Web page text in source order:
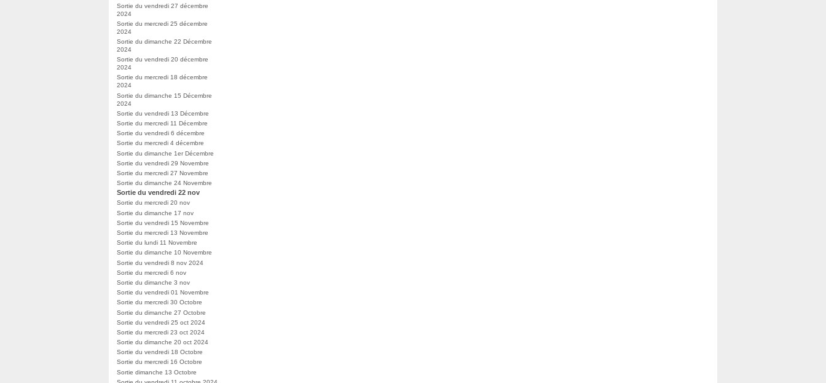
Sortie du vendredi 27 décembre
2024
Sortie du mercredi 25 décembre
2024
Sortie du dimanche 22 Décembre
2024
Sortie du vendredi 20 décembre
2024
Sortie du mercredi 18 décembre
2024
Sortie du dimanche 15 Décembre
2024
Sortie du vendredi 13 Décembre
Sortie du mercredi 11 Décembre
Sortie du vendredi 6 décembre
Sortie du mercredi 4 décembre
Sortie du dimanche 1er Décembre
Sortie du vendredi 29 Novembre
Sortie du mercredi 27 Novembre
Sortie du dimanche 24 Novembre
Sortie du vendredi 22 nov
Sortie du mercredi 20 nov
Sortie du dimanche 17 nov
Sortie du vendredi 15 Novembre
Sortie du mercredi 13 Novembre
Sortie du lundi 11 Novembre
Sortie du dimanche 10 Novembre
Sortie du vendredi 8 nov 2024
Sortie du mercredi 6 nov
Sortie du dimanche 3 nov
Sortie du vendredi 01 Novembre
Sortie du mercredi 30 Octobre
Sortie du dimanche 27 Octobre
Sortie du vendredi 25 oct 2024
Sortie du mercredi 23 oct 2024
Sortie du dimanche 20 oct 2024
Sortie du vendredi 18 Octobre
Sortie du mercredi 16 Octobre
Sortie dimanche 13 Octobre